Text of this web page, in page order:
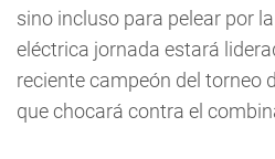
sino incluso para pelear por
eléctrica jornada estará
reciente campeón del torneo
que chocará contra el